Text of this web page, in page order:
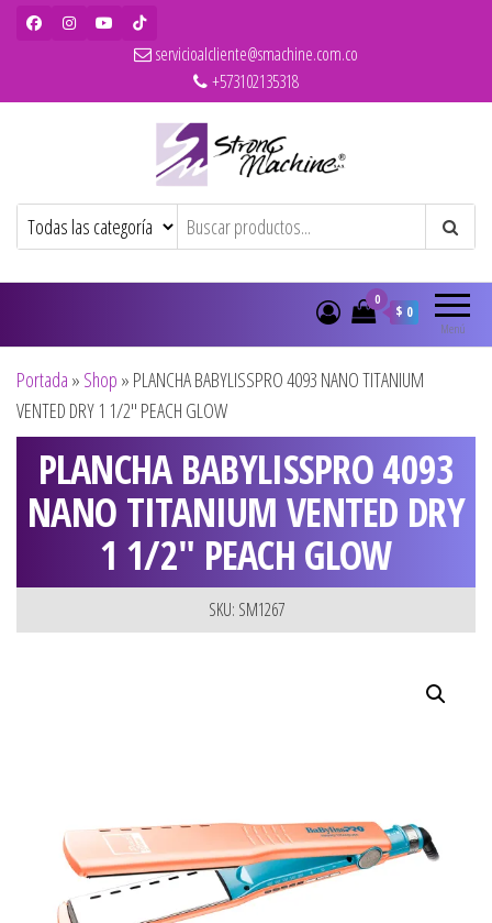
servicioalcliente@smachine.com.co
+573102135318
Strong Machine – BaBylissPRO – WAHL
– Olivia Garden
Ventas de secadores, planchas, rizadores,
maquinas de corte, pitilleras, tijeras,
peluquería y barbería
Menú
0
$ 0
Portada » Shop » PLANCHA BABYLISSPRO 4093 NANO TITANIUM
VENTED DRY 1 1/2″ PEACH GLOW
PLANCHA BABYLISSPRO 4093
NANO TITANIUM VENTED DRY
1 1/2″ PEACH GLOW
SKU: SM1267